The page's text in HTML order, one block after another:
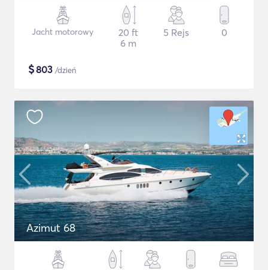
Jacht motorowy
20 ft
6 m
5 Rejs 0
$803 /dzień
Azimut 68